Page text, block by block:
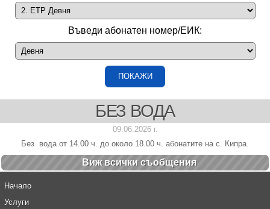
Въведи абонатен номер/ЕИК:
БЕЗ ВОДА
09.06.2026 г.
Без вода от 14.00 ч. до около 18.00 ч. абонатите на с. Кипра.
Виж всички cъобщения
Начало
Услуги